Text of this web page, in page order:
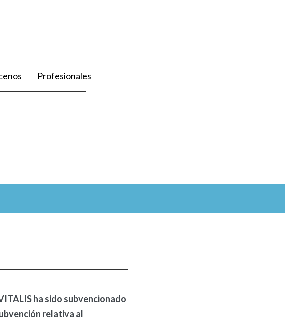
Profesionales
ha sido subvencionado
relativa al